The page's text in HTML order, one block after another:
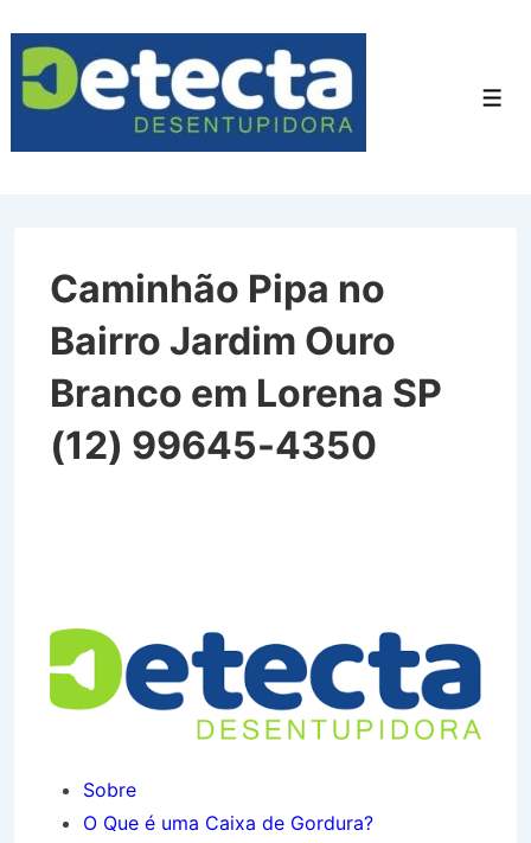
para
Conteúdo
Caminhão Pipa no
Bairro Jardim Ouro
Branco em Lorena SP
(12) 99645-4350
Sobre
O Que é uma Caixa de Gordura?